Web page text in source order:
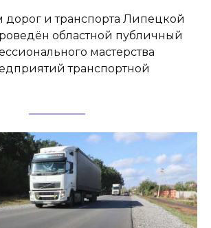
дорог и транспорта Липецкой
областной публичный
мастерства
транспортной